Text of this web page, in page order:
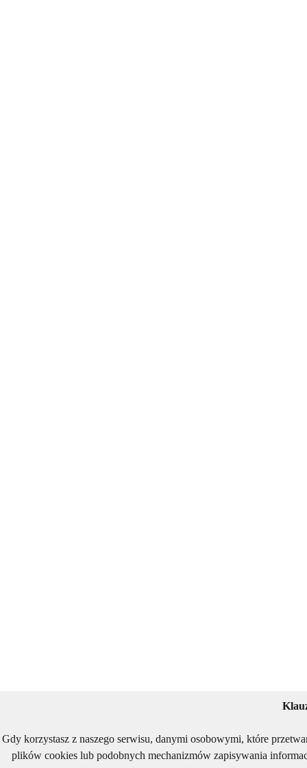
Gdy korzystasz z naszego serwisu, danymi osobowymi, które
plików cookies lub podobnych mechanizmów zapisywania